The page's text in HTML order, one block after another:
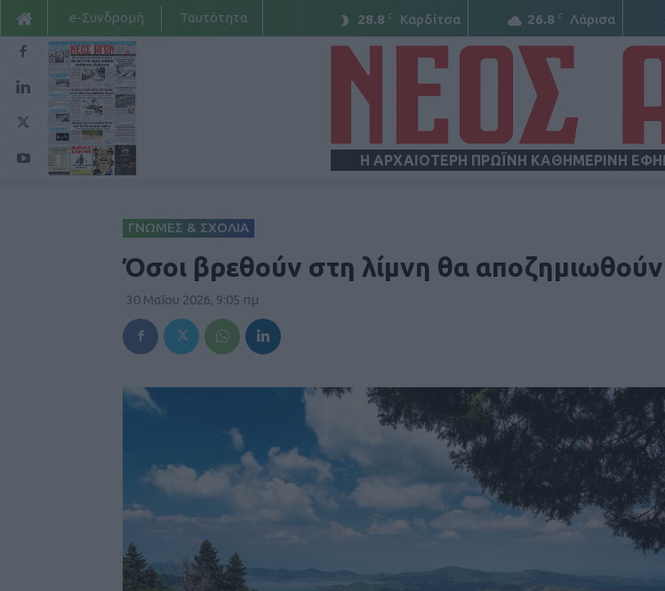
28.8 C Καρδίτσα 26.8 C Λάρισα
e-Συνδρομή Ταυτότητα
Η ΑΡΧΑΙΟΤΕΡΗ ΠΡΩΪΝΗ ΚΑΘΗΜΕΡΙΝΗ
ΓΝΩΜΕΣ & ΣΧΟΛΙΑ
Όσοι βρεθούν στη λίμνη θα αποζημιωθούν
30 Μαΐου 2026, 9:05 πμ